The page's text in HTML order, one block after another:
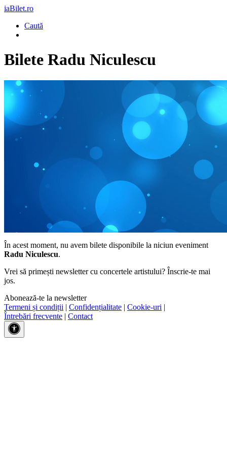
iaBilet.ro
Caută
Bilete Radu Niculescu
În acest moment, nu avem bilete disponibile la niciun eveniment
Radu Niculescu.
Vrei să primești newsletter cu concertele artistului? Înscrie-te mai
jos.
Abonează-te la newsletter
Termeni și condiții | Confidențialitate | Cookie-uri |
Întrebări frecvente | Contact